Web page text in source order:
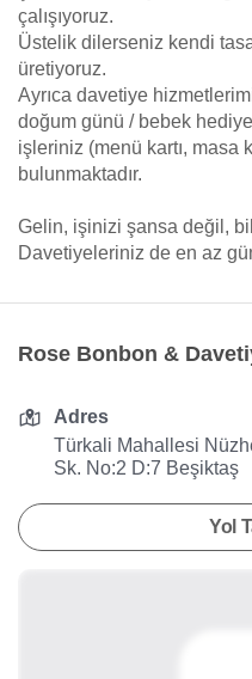
çalışıyoruz.
Üstelik dilerseniz kendi
üretiyoruz.
Ayrıca davetiye
doğum günü / bebek
işleriniz (menü kartı, masa
bulunmaktadır.
Gelin, işinizi şansa değil,
Davetiyeleriniz de en az
Rose Bonbon &
Adres
Türkali Mahallesi
Sk. No:2 D:7 Beşiktaş
Yol